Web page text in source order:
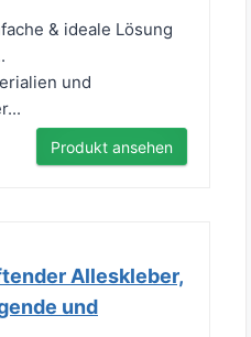
& ideale Lösung
und
Produkt ansehen
Alleskleber,
und